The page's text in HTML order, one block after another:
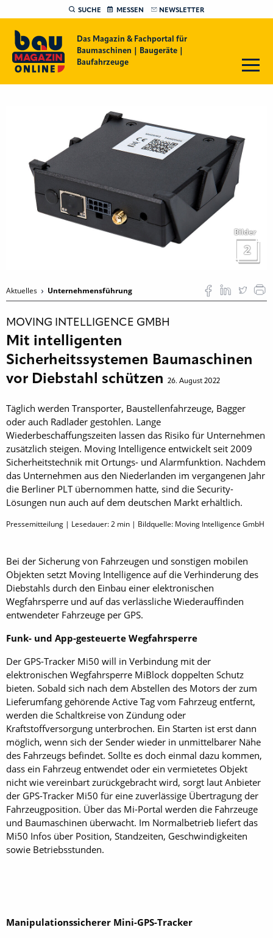
SUCHE MESSEN NEWSLETTER
Das Magazin & Fachportal für
Baumaschinen | Baugeräte |
Baufahrzeuge
Bilder
2
Aktuelles Unternehmensführung
MOVING INTELLIGENCE GMBH
Mit intelligenten
Sicherheitssystemen Baumaschinen
vor Diebstahl schützen
26. August 2022
Täglich werden Transporter, Baustellenfahrzeuge, Bagger
oder auch Radlader gestohlen. Lange
Wiederbeschaffungszeiten lassen das Risiko für Unternehmen
zusätzlich steigen. Moving Intelligence entwickelt seit 2009
Sicherheitstechnik mit Ortungs- und Alarmfunktion. Nachdem
das Unternehmen aus den Niederlanden im vergangenen Jahr
die Berliner PLT übernommen hatte, sind die Security-
Lösungen nun auch auf dem deutschen Markt erhältlich.
Pressemitteilung | Lesedauer:2 min | Bildquelle: Moving Intelligence GmbH
Bei der Sicherung von Fahrzeugen und sonstigen mobilen
Objekten setzt Moving Intelligence auf die Verhinderung des
Diebstahls durch den Einbau einer elektronischen
Wegfahrsperre und auf das verlässliche Wiederauffinden
entwendeter Fahrzeuge per GPS.
Funk- und App-gesteuerte Wegfahrsperre
Der GPS-Tracker Mi50 will in Verbindung mit der
elektronischen Wegfahrsperre MiBlock doppelten Schutz
bieten. Sobald sich nach dem Abstellen des Motors der zum
Lieferumfang gehörende Active Tag vom Fahrzeug entfernt,
werden die Schaltkreise von Zündung oder
Kraftstoffversorgung unterbrochen. Ein Starten ist erst dann
möglich, wenn sich der Sender wieder in unmittelbarer Nähe
des Fahrzeugs befindet. Sollte es doch einmal dazu kommen,
dass ein Fahrzeug entwendet oder ein vermietetes Objekt
nicht wie vereinbart zurückgebracht wird, sorgt laut Anbieter
der GPS-Tracker Mi50 für eine zuverlässige Übertragung der
Fahrzeugposition. Über das Mi-Portal werden die Fahrzeuge
und Baumaschinen überwacht. Im Normalbetrieb liefert das
Mi50 Infos über Position, Standzeiten, Geschwindigkeiten
sowie Betriebsstunden.
Manipulationssicherer Mini-GPS-Tracker